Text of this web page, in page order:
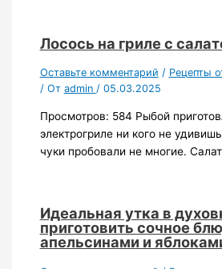
Лосось на гриле с
Оставьте комментарий / Рецепты
/ От admin / 05.03.2025
Просмотров: 584 Рыбой
электрогриле ни кого не
чуки пробовали не многие.
Идеальная утка в
приготовить сочное
апельсинами и